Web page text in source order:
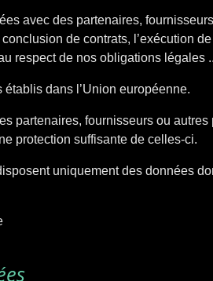
avec des partenaires,
de contrats, l’exécution
respect de nos obligations légales
dans l’Union européenne.
partenaires, fournisseurs ou
protection suffisante de celles-ci.
uniquement des données